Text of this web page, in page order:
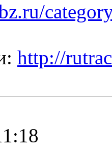
http://